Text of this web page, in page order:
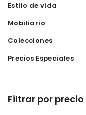
Estilo de vida
Mobiliario
Colecciones
Precios Especiales
Filtrar por precio